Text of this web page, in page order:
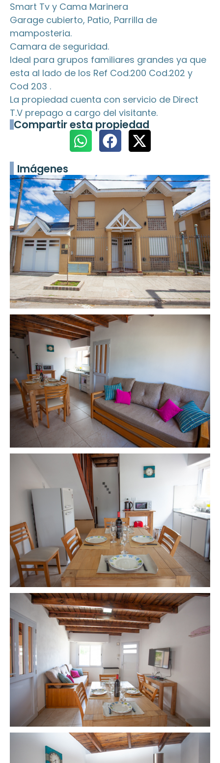
Smart Tv y Cama Marinera
Garage cubierto, Patio, Parrilla de
mamposteria.
Camara de seguridad.
Ideal para grupos familiares grandes ya que
esta al lado de los Ref Cod.200 Cod.202 y
Cod 203 .
La propiedad cuenta con servicio de Direct
T.V prepago a cargo del visitante.
Compartir esta propiedad
Imágenes